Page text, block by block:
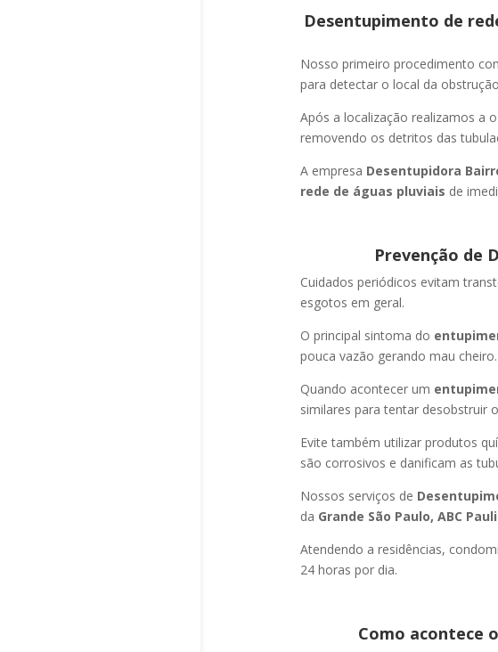
Desentupimento de
Nosso primeiro procedimento
para detectar o local da
Após a localização realizamos a
removendo os detritos das
A empresa Desentupidora
rede de águas pluviais de
Prevenção de
Cuidados periódicos evitam
esgotos em geral.
O principal sintoma do
pouca vazão gerando mau cheiro.
Quando acontecer um
similares para tentar desobstruir
Evite também utilizar produtos
são corrosivos e danificam as
Nossos serviços de
da Grande São Paulo, ABC
Atendendo a residências,
24 horas por dia.
Como acontece